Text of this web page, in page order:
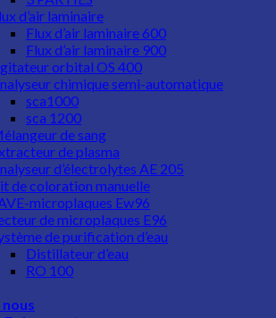
d’air laminaire
Flux d’air laminaire 600
Flux d’air laminaire 900
orbital OS 400
chimique semi-automatique
sca1000
sca 1200
de sang
de plasma
d’électrolytes AE 205
de coloration manuelle
microplaques Ew96
de microplaques E96
de purification d’eau
Distillateur d’eau
RO 100